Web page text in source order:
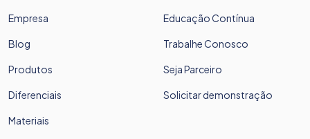
Empresa
Blog
Produtos
Diferenciais
Materiais
Educação Contínua
Trabalhe Conosco
Seja Parceiro
Solicitar demonstração